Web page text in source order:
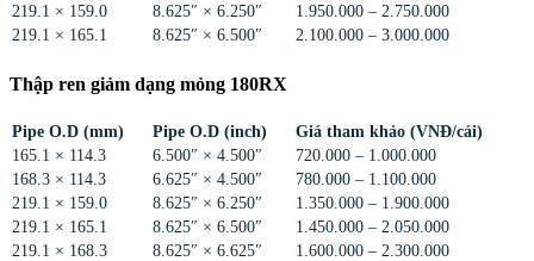
219.1 × 159.0
8.625″ × 6.250″
1.950.000 – 2.750.000
219.1 × 165.1
8.625″ × 6.500″ 2.100.000 – 3.000.000
Thập ren giảm dạng mỏng 180RX
Pipe O.D (mm) Pipe O.D (inch)
Giá tham khảo (VNĐ/cái)
165.1 × 114.3
6.500″ × 4.500″
720.000 – 1.000.000
168.3 × 114.3
6.625″ × 4.500″
780.000 – 1.100.000
219.1 × 159.0
8.625″ × 6.250″
1.350.000 – 1.900.000
219.1 × 165.1
8.625″ × 6.500″
1.450.000 – 2.050.000
219.1 × 168.3
8.625″ × 6.625″ 1.600.000 – 2.300.000